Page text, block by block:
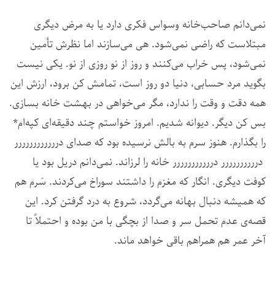
نمی‌دانم صاحب‌خانه وسواس فکری دارد یا به مرض دیگری
مبتلاست که راضی نمی‌شود. هی می‌سازند اما نظرش تأمین
نمی‌شود، پس خراب می‌کنند و روز از نو روزی از نو. یکی نیست
بگوید مرد حسابی، دنیا دو روز است، تمامش کن برود، ارزش این
همه دقت و وقت را ندارد، مگر می‌خواهی در بهشت خانه بسازی.
بس کن دیگر. دیوانه شدیم. امروز خواستم چند دقیقه‌ای کپه‌ام*
را بگذارم. هنوز سرم به بالش نرسیده بود که صدای درررررررررررر
درررررررررر دررررررررررر خانه را لرزاند. نمی‌دانم دریل بود یا
کوفت دیگری. انگار که مغزم را داشتند سوراخ می‌کردند. سَرم هم
که همیشه دنبال بهانه می‌گردد، شروع به درد گرفتن کرد. این
قصه‌ی عدم تحمل سر و صدا از بچگی با من بوده و احتملاً تا
آخر عمر هم همراهم باقی خواهد ماند.